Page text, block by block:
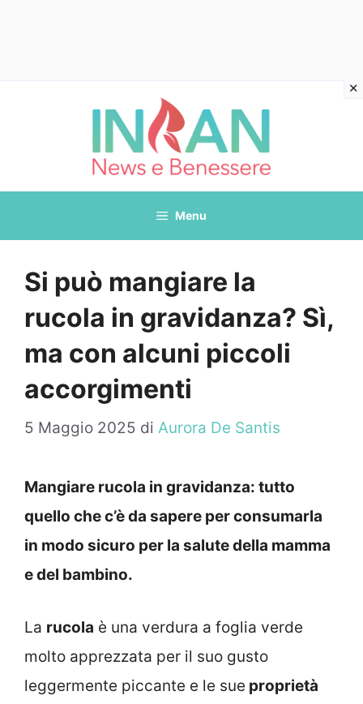
Menu
Si può mangiare la
rucola in gravidanza? Sì,
ma con alcuni piccoli
accorgimenti
5 Maggio 2025 di Aurora De Santis
Mangiare rucola in gravidanza: tutto
quello che c’è da sapere per consumarla
in modo sicuro per la salute della mamma
e del bambino.
La rucola è una verdura a foglia verde
molto apprezzata per il suo gusto
leggermente piccante e le sue proprietà